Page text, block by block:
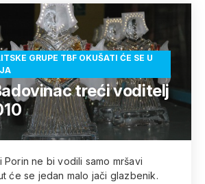
GRUPE TBF OKUŠATI ĆE SE U
treći voditelj
ne bi vodili samo mršavi
će se jedan malo jači glazbenik.